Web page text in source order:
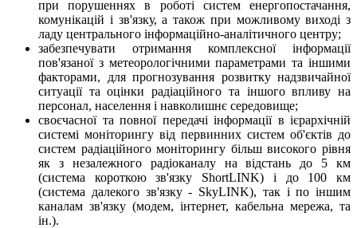
при порушеннях в роботі систем енергопостачання,
комунікацій і зв'язку, а також при можливому виході з
ладу центрального інформаційно-аналітичного центру;
забезпечувати отримання комплексної інформації
пов'язаної з метеорологічними параметрами та іншими
факторами, для прогнозування розвитку надзвичайної
ситуації та оцінки радіаційного та іншого впливу на
персонал, населення і навколишнє середовище;
своєчасної та повної передачі інформації в ієрархічній
системі моніторингу від первинних систем об'єктів до
систем радіаційного моніторингу більш високого рівня
як з незалежного радіоканалу на відстань до 5 км
(система короткою зв'язку ShortLINK) і до 100 км
(система далекого зв'язку - SkyLINK), так і по іншим
каналам зв'язку (модем, інтернет, кабельна мережа, та
ін.).